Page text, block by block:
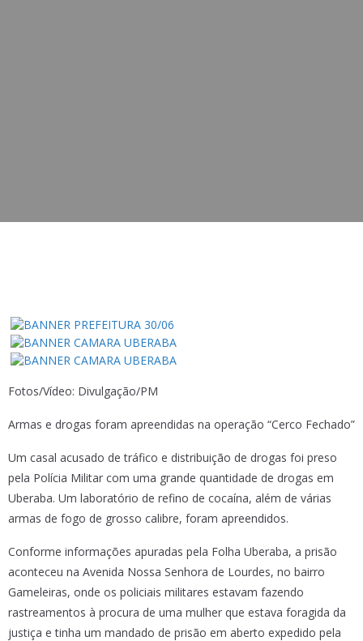
Fotos/Vídeo: Divulgação/PM
Armas e drogas foram apreendidas na operação “Cerco Fechado”
Um casal acusado de tráfico e distribuição de drogas foi preso
pela Polícia Militar com uma grande quantidade de drogas em
Uberaba. Um laboratório de refino de cocaína, além de várias
armas de fogo de grosso calibre, foram apreendidos.
Conforme informações apuradas pela Folha Uberaba, a prisão
aconteceu na Avenida Nossa Senhora de Lourdes, no bairro
Gameleiras, onde os policiais militares estavam fazendo
rastreamentos à procura de uma mulher que estava foragida da
justiça e tinha um mandado de prisão em aberto expedido pela